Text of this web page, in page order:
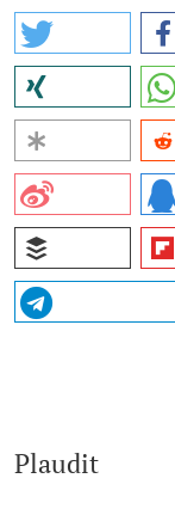
Plaudit